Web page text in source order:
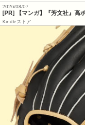
2026/08/07
[PR] 【マンガ】『芳文社』高
Kindleストア